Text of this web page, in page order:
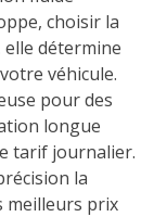
choisir la
détermine
véhicule.
pour des
longue
tarif journalier.
la
meilleurs prix